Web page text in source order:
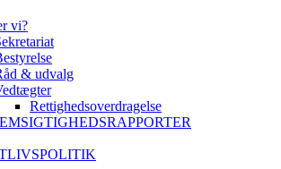
vi?
& udvalg
Rettighedsoverdragelse